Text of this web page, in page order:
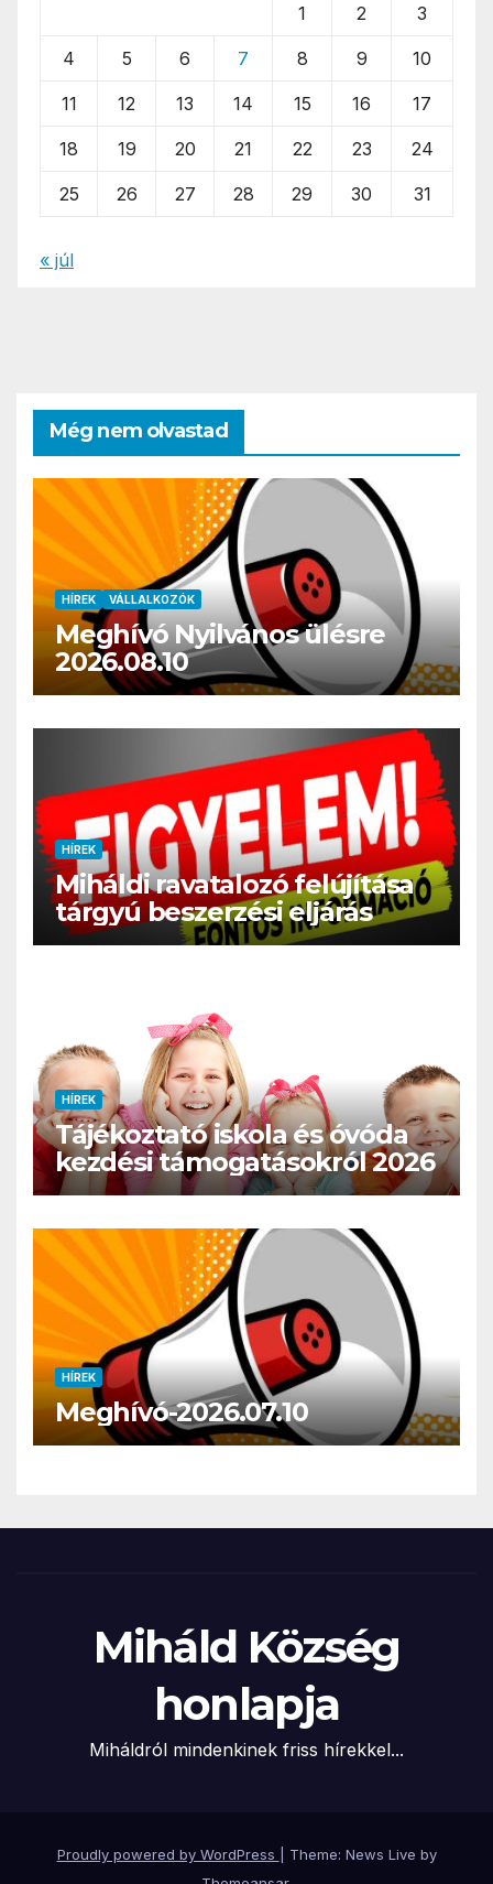
1 2 3
4 5 6 7 8 9 10
11 12 13 14 15 16 17
18 19 20 21 22 23 24
25 26 27 28 29 30 31
« júl
Még nem olvastad
HÍREK VÁLLALKOZÓK
Meghívó Nyilvános ülésre
2026.08.10
HÍREK
Miháldi ravatalozó felújítása
tárgyú beszerzési eljárás
HÍREK
Tájékoztató iskola és óvóda
kezdési támogatásokról 2026
HÍREK
Meghívó-2026.07.10
Miháld Község
honlapja
Miháldról mindenkinek friss hírekkel...
Proudly powered by WordPress
Theme: News Live by